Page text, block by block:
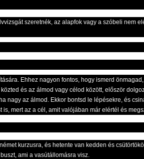
szeretnék, az alapfok vagy a szóbeli nem
Ehhez nagyon fontos, hogy ismerd
és az álmod vagy célod között, először
nagy az álmod. Ekkor bontsd le lépésekre, és
mert az a cél, amit valójában már elértél és
kurzusra, és hetente van kedden és
ami a vasútállomásra visz.